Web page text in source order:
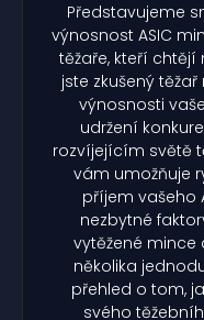
Představujeme
výnosnost ASIC
těžaře, kteří chtějí
jste zkušený
výnosnosti
udržení
rozvíjejícím světě
vám umožňuje
příjem vašeho
nezbytné
vytěžené mince
několika
přehled o tom,
svého